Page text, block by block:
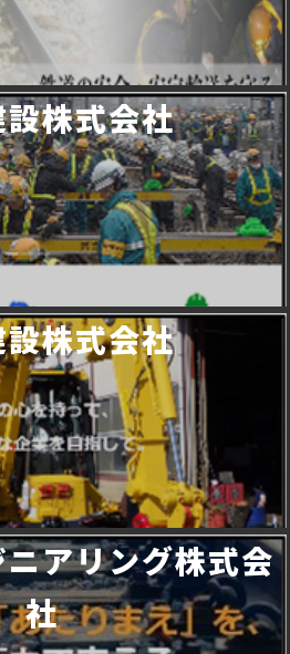
株式会社
株式会社
アリング株式会
社